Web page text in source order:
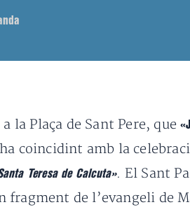
la Plaça de Sant Pere, que«
coincidint amb la
Teresa de Calcuta». El Sant
de l’evangeli de